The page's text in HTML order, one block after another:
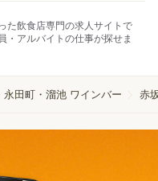
た飲食店専門の求人サイトで
・アルバイトの仕事が探せま
永田町・溜池 ワインバー 赤